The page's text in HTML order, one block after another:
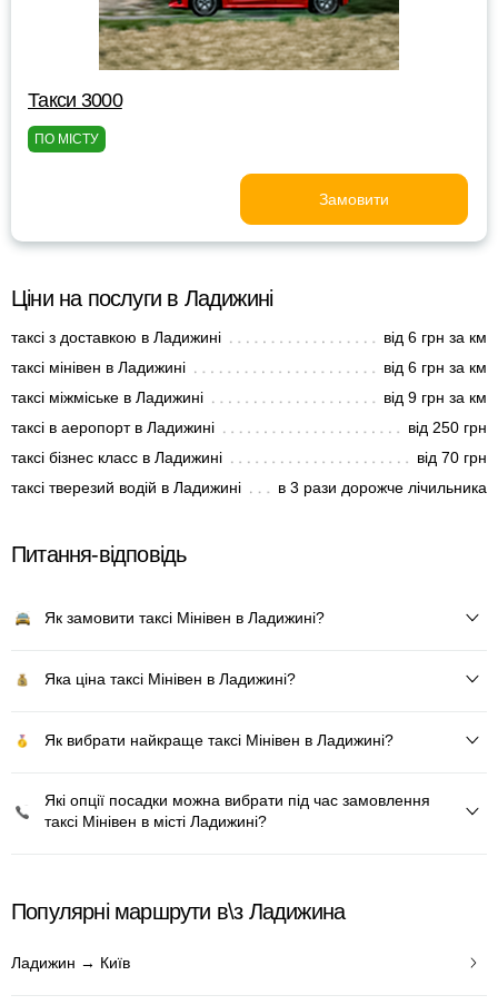
Такси 3000
ПО МІСТУ
Замовити
Ціни на послуги в Ладижині
таксі з доставкою в Ладижині
від 6 грн за км
таксі мінівен в Ладижині
від 6 грн за км
таксі міжміське в Ладижині
від 9 грн за км
таксі в аеропорт в Ладижині
від 250 грн
таксі бізнес класс в Ладижині
від 70 грн
таксі тверезий водій в Ладижині
в 3 рази дорожче лічильника
Питання-відповідь
Як замовити таксі Мінівен в Ладижині?
Яка ціна таксі Мінівен в Ладижині?
Як вибрати найкраще таксі Мінівен в Ладижині?
Які опції посадки можна вибрати під час замовлення
таксі Мінівен в місті Ладижині?
Популярні маршрути в\з Ладижина
Ладижин → Київ